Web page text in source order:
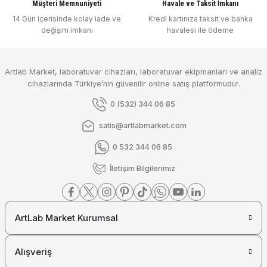
DLab Isıtıcılı Manyetik Karıştırıcı 1.500 rpm 380 ℃ 5 Litre ( Destek
DLab Isıtıcılı Manyetik Karıştırıcı 1.500 rpm 380 ℃ 5 Litre ( Sıcaklık
₺ 15.985
DLAB
DLab Isıtıcılı Manyetik Karıştırıcı 1.500 rpm 380 ℃ 5 Litre MS H380 Pro
Müşteri Memnuniyeti
14 Gün içerisinde kolay iade ve
değişim imkanı
Havale ve Taksit İmkanı
Kredi kartınıza taksit ve banka
havalesi ile ödeme
Artlab Market, laboratuvar cihazları, laboratuvar ekipmanları ve analiz
cihazlarında Türkiye’nin güvenilir online satış platformudur.
0 (532) 344 06 85
satis@artlabmarket.com
0 532 344 06 85
İletişim Bilgilerimiz
ArtLab Market Kurumsal
Alışveriş